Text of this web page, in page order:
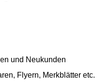
und Neukunden
Flyern, Merkblätter etc.